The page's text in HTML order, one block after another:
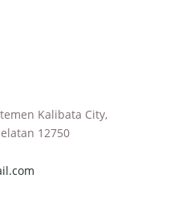
Kalibata City,
12750